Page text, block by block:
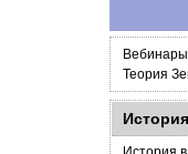
Теория
История